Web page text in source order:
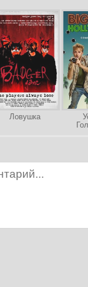
Ловушка